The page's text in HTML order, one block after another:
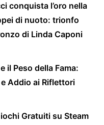
conquista l’oro nella
di nuoto: trionfo
di Linda Caponi
il Peso della Fama:
Addio ai Riflettori
Gratuiti su Steam